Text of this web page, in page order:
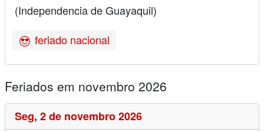
(Independencia de Guayaquil)
feriado nacional
Feriados em novembro 2026
Seg, 2 de novembro 2026